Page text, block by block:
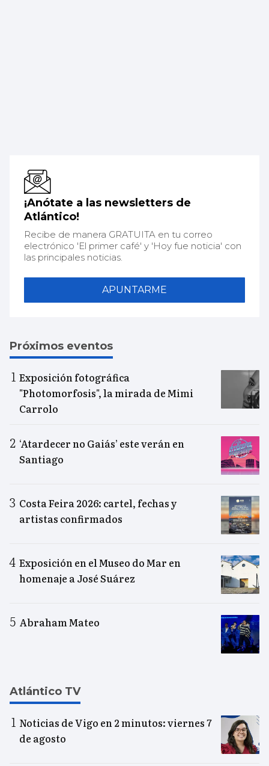
¡Anótate a las newsletters de
Atlántico!
Recibe de manera GRATUITA en tu correo
electrónico 'El primer café' y 'Hoy fue noticia' con
las principales noticias.
APUNTARME
Próximos eventos
Exposición fotográfica
"Photomorfosis", la mirada de Mimi
Carrolo
‘Atardecer no Gaiás’ este verán en
Santiago
Costa Feira 2026: cartel, fechas y
artistas confirmados
Exposición en el Museo do Mar en
homenaje a José Suárez
Abraham Mateo
Atlántico TV
Noticias de Vigo en 2 minutos: viernes 7
de agosto